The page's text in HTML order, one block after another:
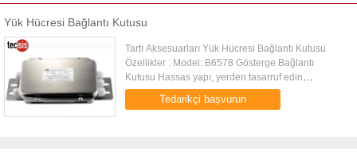
Yük Hücresi Bağlantı Kutusu
Tartı Aksesuarları Yük Hücresi Bağlantı Kutusu
Özellikler : Model: B6578 Gösterge Bağlantı
Kutusu Hassas yapı, yerden tasarruf edin
Mükemmel sızdırmazlık performansı, kullanımda
dayanıklı Uyartım gerilimi ...
Tedarikçi başvurun